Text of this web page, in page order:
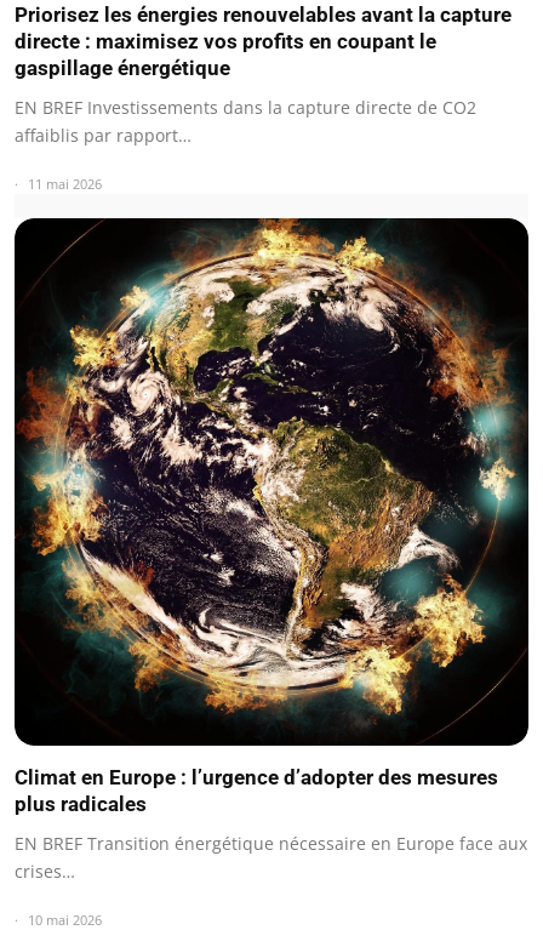
Priorisez les énergies renouvelables avant la capture
directe : maximisez vos profits en coupant le
gaspillage énergétique
EN BREF Investissements dans la capture directe de CO2
affaiblis par rapport…
11 mai 2026
Climat en Europe : l’urgence d’adopter des mesures
plus radicales
EN BREF Transition énergétique nécessaire en Europe face aux
crises…
10 mai 2026